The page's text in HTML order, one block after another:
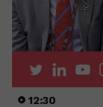
12:30